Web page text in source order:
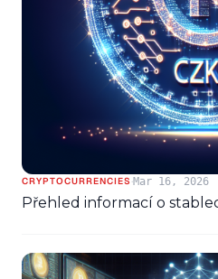
CRYPTOCURRENCIES ·Mar 16, 2026
Přehled informací o